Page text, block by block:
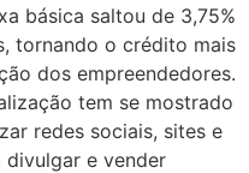
básica saltou de 3,75%
tornando o crédito mais
dos empreendedores.
tem se mostrado
redes sociais, sites e
divulgar e vender